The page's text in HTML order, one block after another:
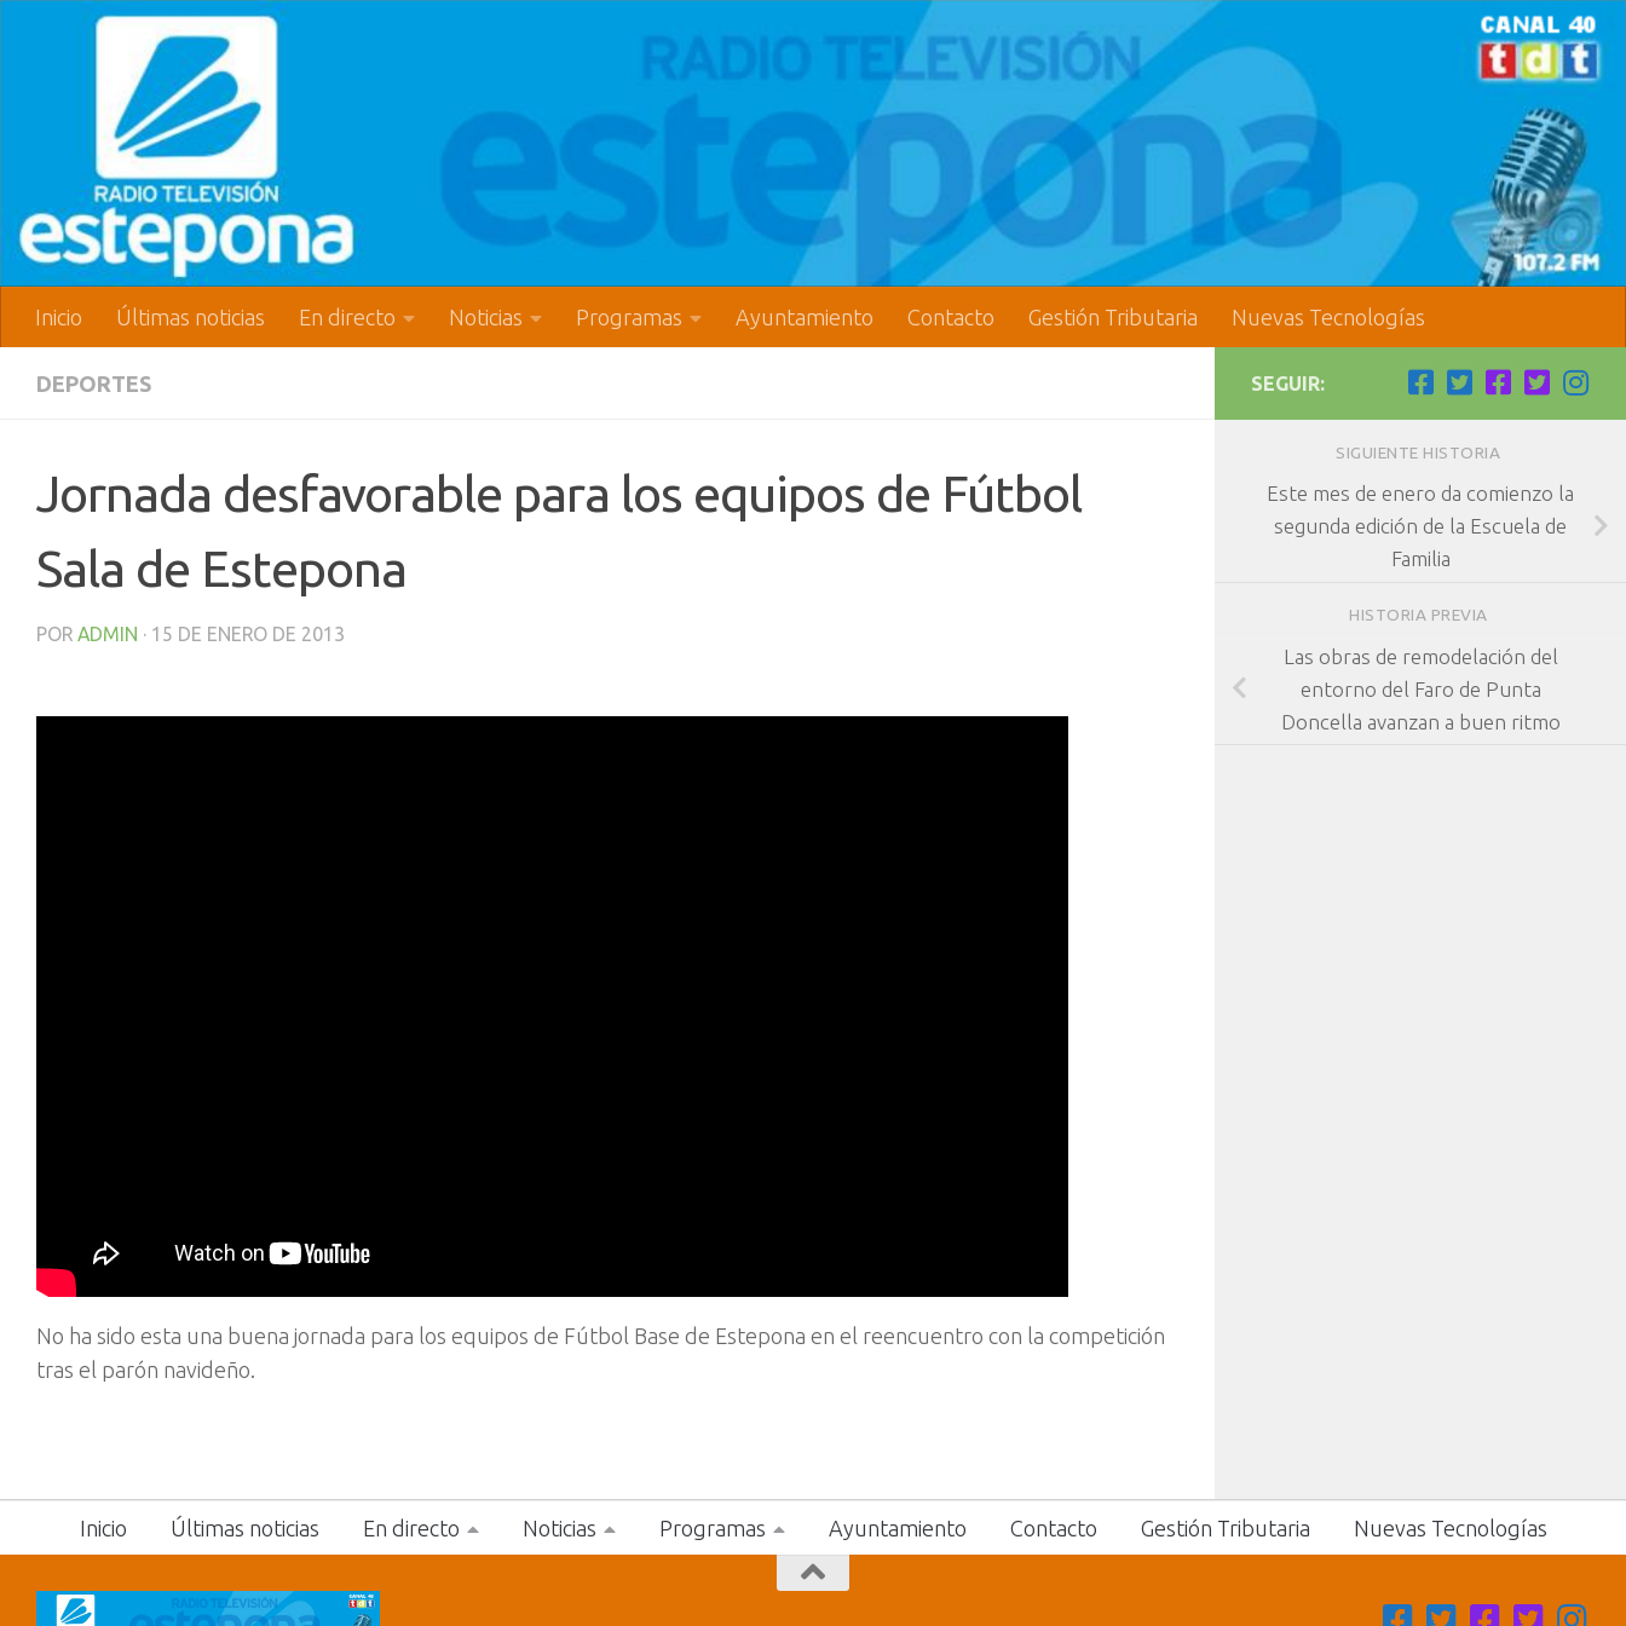
Inicio Últimas noticias En directo Noticias Programas Ayuntamiento Contacto Gestión Tributaria Nuevas Tecnologías
DEPORTES
Jornada desfavorable para los equipos de Fútbol
Sala de Estepona
POR ADMIN · 15 DE ENERO DE 2013
No ha sido esta una buena jornada para los equipos de Fútbol Base de Estepona en el reencuentro con la competición
tras el parón navideño.
SEGUIR:
SIGUIENTE HISTORIA
Este mes de enero da comienzo la
segunda edición de la Escuela de
Familia
HISTORIA PREVIA
Las obras de remodelación del
entorno del Faro de Punta
Doncella avanzan a buen ritmo
Inicio Últimas noticias En directo Noticias Programas Ayuntamiento Contacto Gestión Tributaria Nuevas Tecnologías